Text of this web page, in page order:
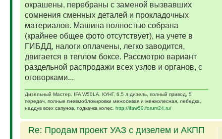
окрашены, перебраны с заменой вызвавших
сомнения сменных деталей и прокладочных
материалов. Машина полностью собрана
(крайнее общее фото отсутствует), на учете в
ГИБДД, налоги оплачены, легко заводится,
двигается в теплом боксе. Рассмотрю вариант
раздельной распродажи всех узлов и органов, с
оговорками...
Дизельный Мастер. IFA W50LA, КУНГ, 6,5 л дизель, полный привод, 5
передач, полные пневмоблокировки межосевая и межколесная, лебедка,
наддув всех сапунов, подкачка колес. http://ifaw50.forum24.ru/
Re: Продам проект УАЗ с дизелем и АКПП